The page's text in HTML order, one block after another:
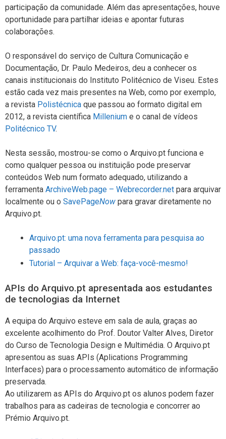
participação da comunidade. Além das apresentações, houve
oportunidade para partilhar ideias e apontar futuras
colaborações.
O responsável do serviço de Cultura Comunicação e
Documentação, Dr. Paulo Medeiros, deu a conhecer os
canais institucionais do Instituto Politécnico de Viseu. Estes
estão cada vez mais presentes na Web, como por exemplo,
a revista Polistécnica que passou ao formato digital em
2012, a revista científica Millenium e o canal de vídeos
Politécnico TV.
Nesta sessão, mostrou-se como o Arquivo.pt funciona e
como qualquer pessoa ou instituição pode preservar
conteúdos Web num formato adequado, utilizando a
ferramenta ArchiveWeb.page – Webrecorder.net para arquivar
localmente ou o SavePageNow para gravar diretamente no
Arquivo.pt.
Arquivo.pt: uma nova ferramenta para pesquisa ao
passado
Tutorial – Arquivar a Web: faça-você-mesmo!
APIs do Arquivo.pt apresentada aos estudantes
de tecnologias da Internet
A equipa do Arquivo esteve em sala de aula, graças ao
excelente acolhimento do Prof. Doutor Valter Alves, Diretor
do Curso de Tecnologia Design e Multimédia. O Arquivo.pt
apresentou as suas APIs (Aplications Programming
Interfaces) para o processamento automático de informação
preservada.
Ao utilizarem as APIs do Arquivo.pt os alunos podem fazer
trabalhos para as cadeiras de tecnologia e concorrer ao
Prémio Arquivo.pt.